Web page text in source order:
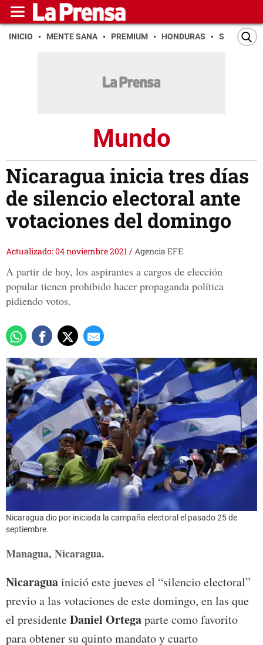
INICIO MENTE SANA PREMIUM HONDURAS SAN PEDRO
Mundo
Nicaragua inicia tres días
de silencio electoral ante
votaciones del domingo
Actualizado: 04 noviembre 2021/Agencia EFE
A partir de hoy, los aspirantes a cargos de elección
popular tienen prohibido hacer propaganda política
pidiendo votos.
Nicaragua dio por iniciada la campaña electoral el pasado 25 de
septiembre.
Managua, Nicaragua.
Nicaraguainició este jueves el “silencio electoral”
previo a las votaciones de este domingo, en las que
el presidenteDaniel Ortegaparte como favorito
para obtener su quinto mandato y cuarto